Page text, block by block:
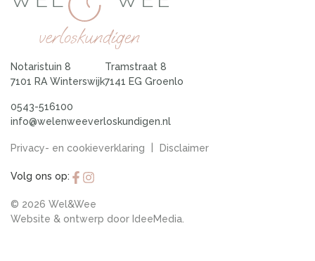
Notaristuin 8
7101 RA Winterswijk
Tramstraat 8
7141 EG Groenlo
0543-516100
info@welenweeverloskundigen.nl
Privacy- en cookieverklaring Disclaimer
© 2026 Wel&Wee
Website & ontwerp door IdeeMedia
Volg ons op: